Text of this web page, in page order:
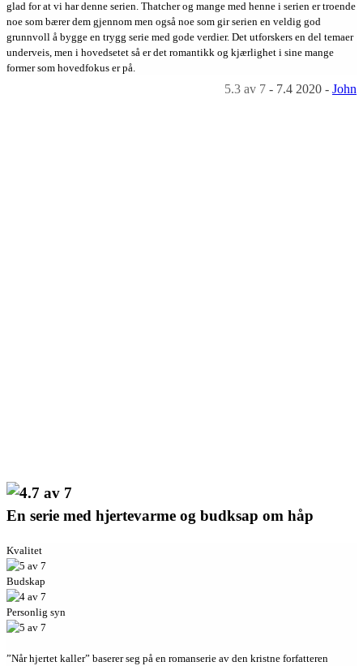
glad for at vi har denne serien. Thatcher og mange med henne i serien er troende
noe som bærer dem gjennom men også noe som gir serien en veldig god
grunnvoll å bygge en trygg serie med gode verdier. Det utforskers en del temaer
underveis, men i hovedsetet så er det romantikk og kjærlighet i sine mange
former som hovedfokus er på.
5.3 av 7 - 7.4 2020 - John
En serie med hjertevarme og budksap om håp
Kvalitet
Budskap
Personlig syn
”Når hjertet kaller” baserer seg på en romanserie av den kristne forfatteren